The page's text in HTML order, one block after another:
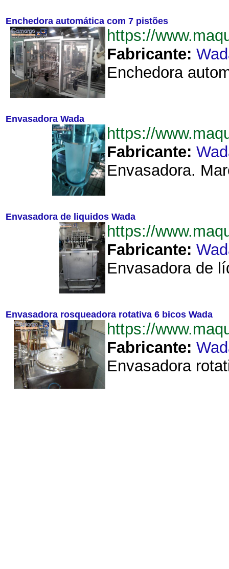
Enchedora automática com 7 pistões
https://
Fabricante:
Enchedora
Envasadora Wada
https://
Fabricante:
Envasadora.
Envasadora de liquidos Wada
https://
Fabricante:
Envasadora de
Envasadora rosqueadora rotativa 6 bicos Wada
https://
Fabricante:
Envasadora